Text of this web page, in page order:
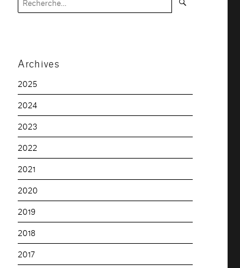
pour :
Archives
2025
2024
2023
2022
2021
2020
2019
2018
2017